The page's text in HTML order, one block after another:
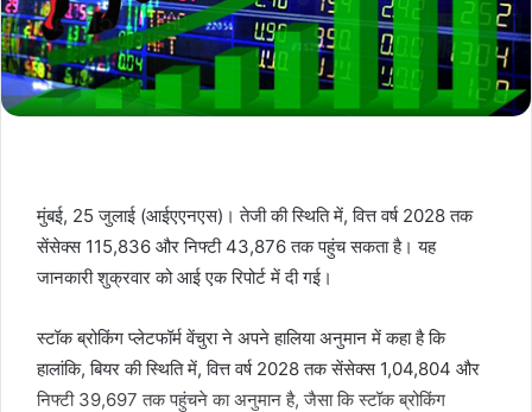
मुंबई, 25 जुलाई (आईएएनएस)। तेजी की स्थिति में, वित्त वर्ष 2028 तक
सेंसेक्स 115,836 और निफ्टी 43,876 तक पहुंच सकता है। यह
जानकारी शुक्रवार को आई एक रिपोर्ट में दी गई।
स्टॉक ब्रोकिंग प्लेटफॉर्म वेंचुरा ने अपने हालिया अनुमान में कहा है कि
हालांकि, बियर की स्थिति में, वित्त वर्ष 2028 तक सेंसेक्स 1,04,804 और
निफ्टी 39,697 तक पहुंचने का अनुमान है, जैसा कि स्टॉक ब्रोकिंग